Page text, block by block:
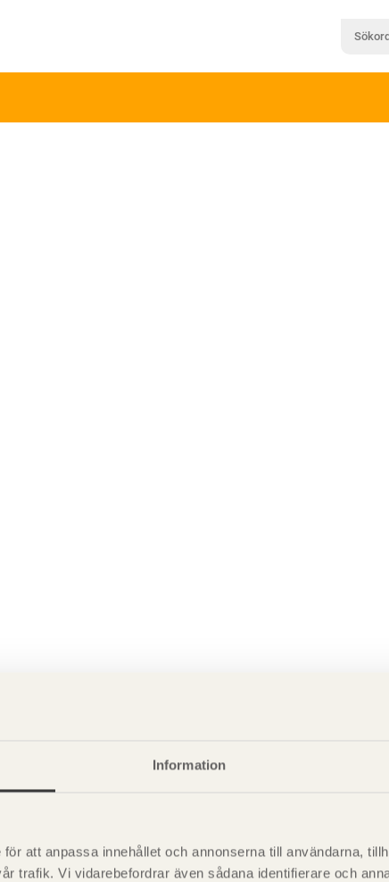
Information
att anpassa innehållet och annonserna till användarna,
trafik. Vi vidarebefordrar även sådana identifierare och
sågverksnärings
träprodukter och deras